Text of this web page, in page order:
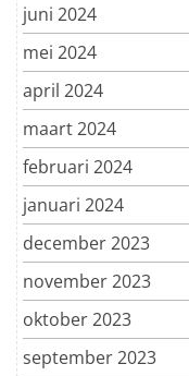
juni 2024
mei 2024
april 2024
maart 2024
februari 2024
januari 2024
december 2023
november 2023
oktober 2023
september 2023